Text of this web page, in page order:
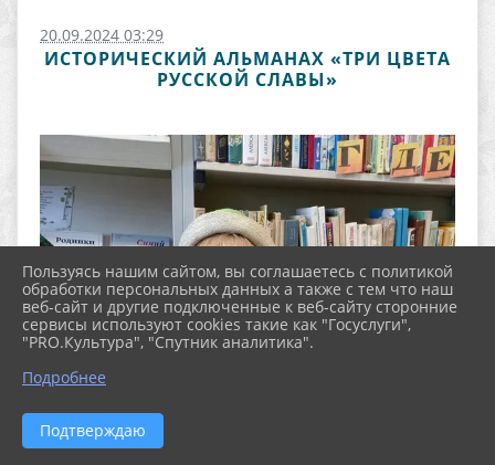
20.09.2024 03:29
ИСТОРИЧЕСКИЙ АЛЬМАНАХ «ТРИ ЦВЕТА
РУССКОЙ СЛАВЫ»
Пользуясь нашим сайтом, вы соглашаетесь с политикой
обработки персональных данных а также с тем что наш
веб-сайт и другие подключенные к веб-сайту сторонние
сервисы используют cookies такие как "Госуслуги",
"PRO.Культура", "Спутник аналитика".
Подробнее
Подтверждаю